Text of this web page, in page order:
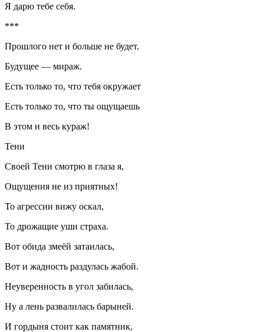
Я дарю тебе себя.
***
Прошлого нет и больше не будет.
Будущее — мираж.
Есть только то, что тебя окружает
Есть только то, что ты ощущаешь
В этом и весь кураж!
Тени
Своей Тени смотрю в глаза я,
Ощущения не из приятных!
То агрессии вижу оскал,
То дрожащие уши страха.
Вот обида змеёй затаилась,
Вот и жадность раздулась жабой.
Неуверенность в угол забилась,
Ну а лень развалилась барыней.
И гордыня стоит как памятник,